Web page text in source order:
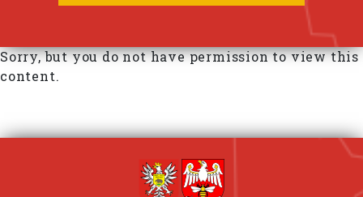
Sorry, but you do not have permission to view this
content.